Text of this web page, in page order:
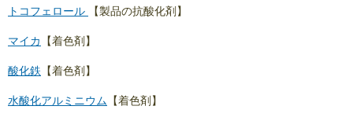
トコフェロール 【製品の抗酸化剤】
マイカ 【着色剤】
酸化鉄 【着色剤】
水酸化アルミニウム 【着色剤】